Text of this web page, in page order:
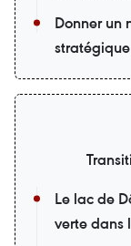
Donner un
Le lac de
verte dans